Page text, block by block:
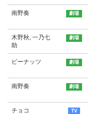
南野奏
木野秋, 一乃七
助
ピーナッツ
南野奏
チョコ